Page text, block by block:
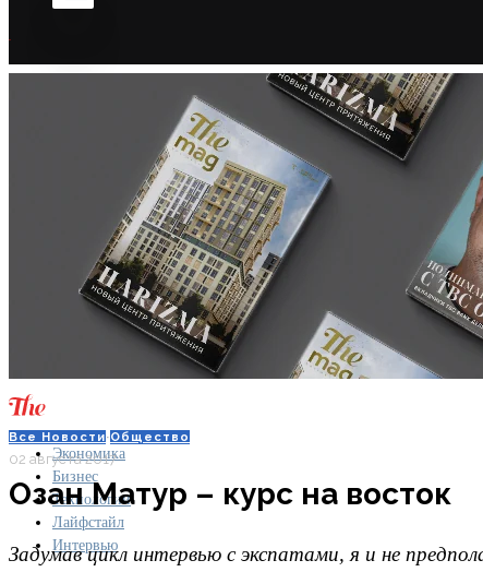
Экономика
Бизнес
Технологии
Лайфстайл
Интервью
Все Новости·Общество
02 августа 2017
Озан Матур – курс на восток
Задумав цикл интервью с экспатами, я и не